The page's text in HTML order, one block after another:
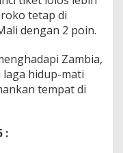
tetap di
dengan 2 poin.
Zambia,
hidup-mati
tempat di
: